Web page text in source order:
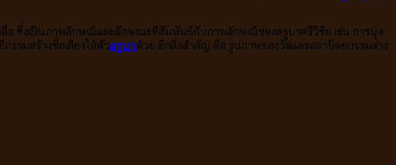
อ ซึ่งเป็นภาพลักษณ์และลักษณะที่สัมพันธ์กับภาพลักษณ์ของครูบาศรีวิชัย เช่น การนุ่ง
รรมสร้างชื่อเสียงให้ตัวครูบาด้วย อีกสิ่งสำคัญ คือ รูปภาพของวัดและสถาปัตยกรรมต่าง